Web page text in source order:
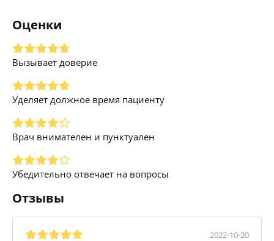
Оценки
Вызывает доверие
Уделяет должное время пациенту
Врач внимателен и пунктуален
Убедительно отвечает на вопросы
Отзывы
2022-10-20